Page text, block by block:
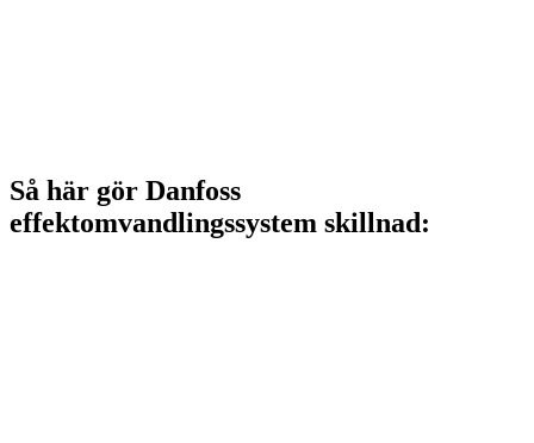
Så här gör Danfoss
effektomvandlingssystem skillnad: